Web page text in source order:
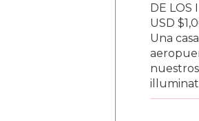
DE LOS
USD
Una